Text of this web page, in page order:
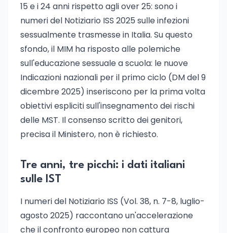
15 e i 24 anni rispetto agli over 25: sono i
numeri del Notiziario ISS 2025 sulle infezioni
sessualmente trasmesse in Italia. Su questo
sfondo, il MIM ha risposto alle polemiche
sull'educazione sessuale a scuola: le nuove
Indicazioni nazionali per il primo ciclo (DM del 9
dicembre 2025) inseriscono per la prima volta
obiettivi espliciti sull'insegnamento dei rischi
delle MST. Il consenso scritto dei genitori,
precisa il Ministero, non è richiesto.
Tre anni, tre picchi: i dati italiani
sulle IST
I numeri del Notiziario ISS (Vol. 38, n. 7-8, luglio-
agosto 2025) raccontano un'accelerazione
che il confronto europeo non cattura